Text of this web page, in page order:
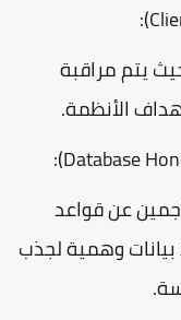
:
مراقبة
الأنظمة.
:
عن قواعد
وهمية لجذب